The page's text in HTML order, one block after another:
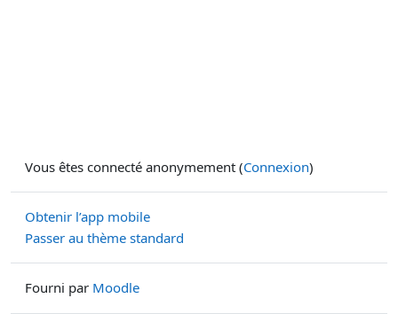
Vous êtes connecté anonymement (Connexion)
Obtenir l’app mobile
Passer au thème standard
Fourni par Moodle